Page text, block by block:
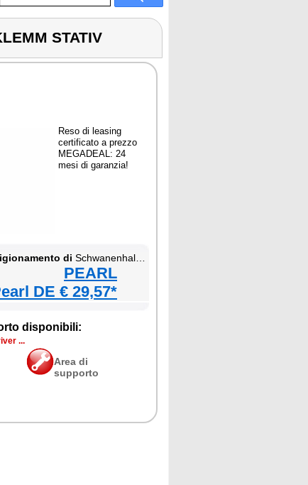
STATIV
Reso di leasing
certificato a prezzo
MEGADEAL: 24
mesi di garanzia!
di Schwanenhals Kamera Klemm Stativ
PEARL
DE € 29,57*
disponibili:
...
Area di
supporto